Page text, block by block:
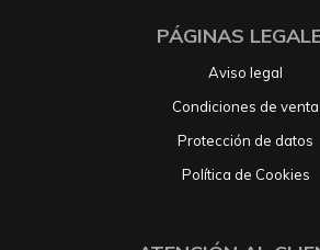
PÁGINAS
Aviso legal
Condiciones de venta
Protección de datos
Política de Cookies